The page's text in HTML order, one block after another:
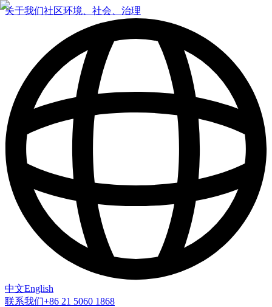
关于我们社区环境、社会、治理
中文English
联系我们+86 21 5060 1868